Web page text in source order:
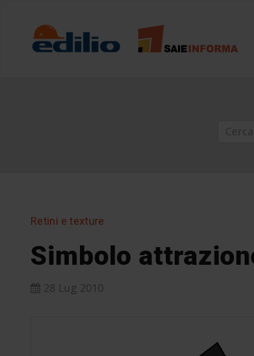
Retini e texture
Simbolo
28 Lug 2010